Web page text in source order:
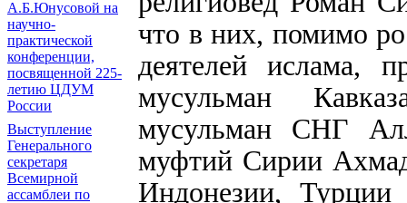
А.Б.Юнусовой на
научно-
практической
конференции,
посвященной 225-
летию ЦДУМ
России
Выступление
Генерального
секретаря
Всемирной
ассамблеи по
что в них, помимо
деятелей ислама,
мусульман
мусульман СНГ
муфтий Сирии
Индонезии,